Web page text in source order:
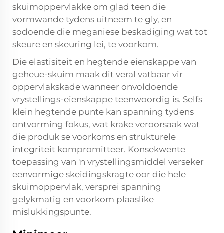
skuimoppervlakke om glad teen die
vormwande tydens uitneem te gly, en
sodoende die meganiese beskadiging wat tot
skeure en skeuring lei, te voorkom.
Die elastisiteit en hegtende eienskappe van
geheue-skuim maak dit veral vatbaar vir
oppervlakskade wanneer onvoldoende
vrystellings-eienskappe teenwoordig is. Selfs
klein hegtende punte kan spanning tydens
ontvorming fokus, wat krake veroorsaak wat
die produk se voorkoms en strukturele
integriteit kompromitteer. Konsekwente
toepassing van 'n vrystellingsmiddel verseker
eenvormige skeidingskragte oor die hele
skuimoppervlak, versprei spanning
gelykmatig en voorkom plaaslike
mislukkingspunte.